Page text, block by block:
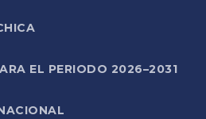
EL PERIODO 2026–2031